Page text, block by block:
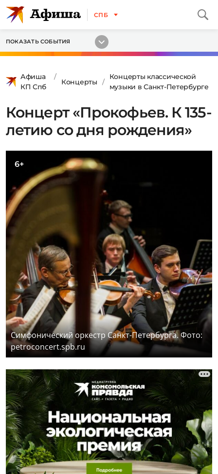
СПБ
ПОКАЗАТЬ СОБЫТИЯ
Афиша
КП Спб
Концерты
Концерты классической
музыки в Санкт-Петербурге
Концерт «Прокофьев. К 135-
летию со дня рождения»
6+
Симфонический оркестр Санкт-Петербурга. Фото:
petroconcert.spb.ru